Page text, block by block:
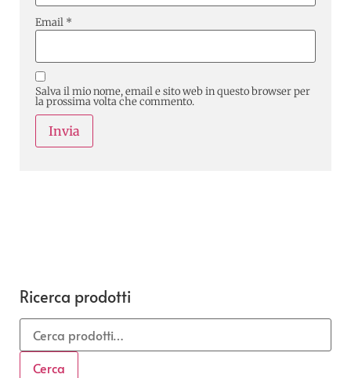
Email *
Salva il mio nome, email e sito web in questo browser per
la prossima volta che commento.
Ricerca prodotti
Cerca